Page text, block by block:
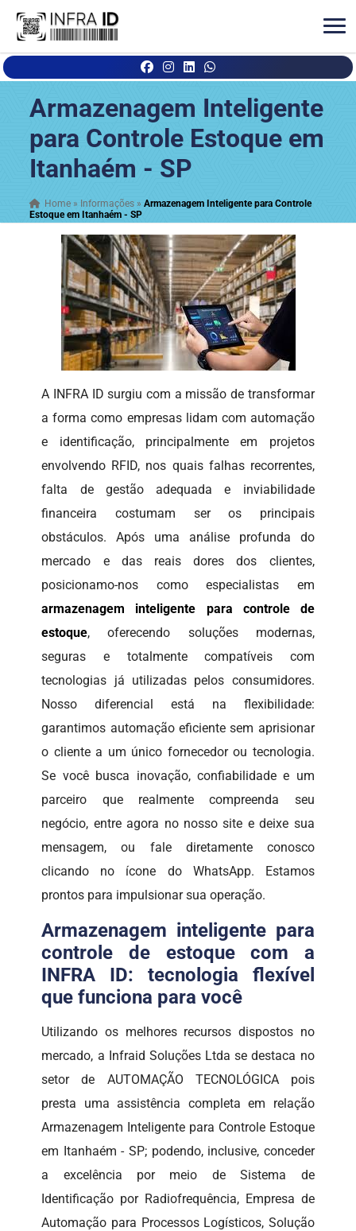
Armazenagem Inteligente
para Controle Estoque em
Itanhaém - SP
Home » Informações »Armazenagem Inteligente para Controle
Estoque em Itanhaém - SP
A INFRA ID surgiu com a missão de transformar
a forma como empresas lidam com automação
e identificação, principalmente em projetos
envolvendo RFID, nos quais falhas recorrentes,
falta de gestão adequada e inviabilidade
financeira costumam ser os principais
obstáculos. Após uma análise profunda do
mercado e das reais dores dos clientes,
posicionamo-nos como especialistas em
armazenagem inteligente para controle de
estoque, oferecendo soluções modernas,
seguras e totalmente compatíveis com
tecnologias já utilizadas pelos consumidores.
Nosso diferencial está na flexibilidade:
garantimos automação eficiente sem aprisionar
o cliente a um único fornecedor ou tecnologia.
Se você busca inovação, confiabilidade e um
parceiro que realmente compreenda seu
negócio, entre agora no nosso site e deixe sua
mensagem, ou fale diretamente conosco
clicando no ícone do WhatsApp. Estamos
prontos para impulsionar sua operação.
Armazenagem inteligente para
controle de estoque com a
INFRA ID: tecnologia flexível
que funciona para você
Utilizando os melhores recursos dispostos no
mercado, a Infraid Soluções Ltda se destaca no
setor de AUTOMAÇÃO TECNOLÓGICA pois
presta uma assistência completa em relação
Armazenagem Inteligente para Controle Estoque
em Itanhaém - SP; podendo, inclusive, conceder
a excelência por meio de Sistema de
Identificação por Radiofrequência, Empresa de
Automação para Processos Logísticos, Solução